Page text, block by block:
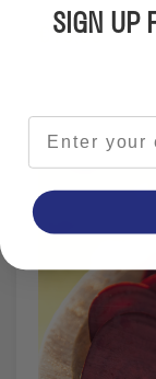
19,95
SIGN UP
Email